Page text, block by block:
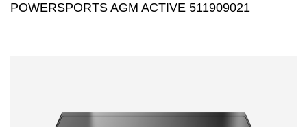
POWERSPORTS AGM ACTIVE 511909021